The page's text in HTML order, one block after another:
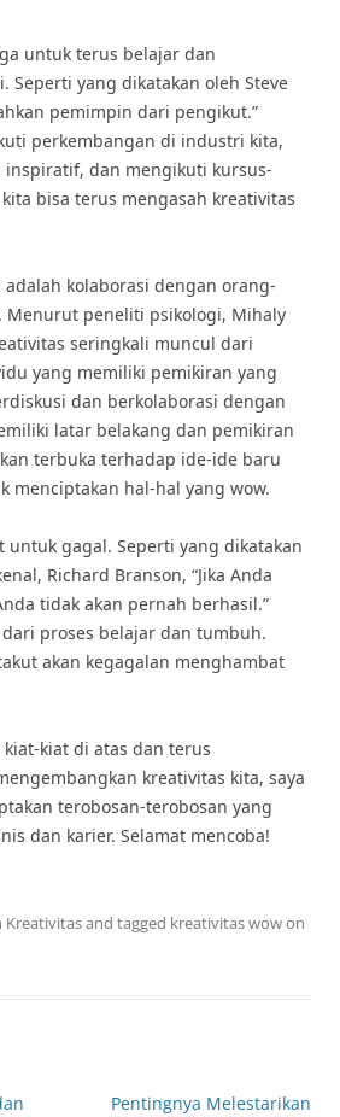
untuk terus belajar dan
Seperti yang dikatakan oleh Steve
pemimpin dari pengikut.”
perkembangan di industri kita,
inspiratif, dan mengikuti kursus-
bisa terus mengasah kreativitas
kolaborasi dengan orang-
Menurut peneliti psikologi, Mihaly
seringkali muncul dari
yang memiliki pemikiran yang
dan berkolaborasi dengan
latar belakang dan pemikiran
terbuka terhadap ide-ide baru
menciptakan hal-hal yang wow.
untuk gagal. Seperti yang dikatakan
Richard Branson, “Jika Anda
tidak akan pernah berhasil.”
proses belajar dan tumbuh.
akan kegagalan menghambat
kiat di atas dan terus
kreativitas kita, saya
terobosan-terobosan yang
dan karier. Selamat mencoba!
Kreativitasand tagged kreativitas wowon
Pentingnya Melestarikan